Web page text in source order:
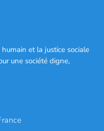
humain et la justice sociale
une société digne,